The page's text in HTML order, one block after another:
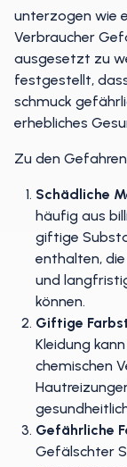
unterzogen wie
Verbraucher
ausgesetzt zu
festgestellt,
schmuck
erhebliches
Zu den
Schädliche
häufig aus
giftige
enthalten,
und
können.
Giftige
Kleidung
chemischen
Gefährliche
Gefälschter